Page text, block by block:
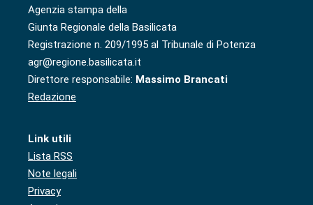
Agenzia stampa della
Giunta Regionale della Basilicata
Registrazione n. 209/1995 al Tribunale di Potenza
agr@regione.basilicata.it
Direttore responsabile: Massimo Brancati
Redazione
Link utili
Lista RSS
Note legali
Privacy